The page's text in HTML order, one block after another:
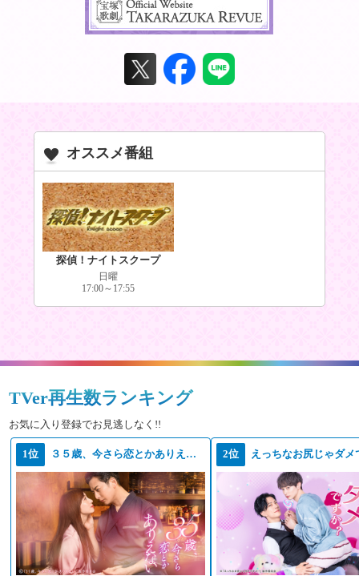
オススメ番組
探偵！ナイトスクープ
日曜
17:00～17:55
TVer再生数ランキング
お気に入り登録でお見逃しなく!!
1位 ３５歳、今さら恋とかありえない 2位 えっちなお尻じゃダメ